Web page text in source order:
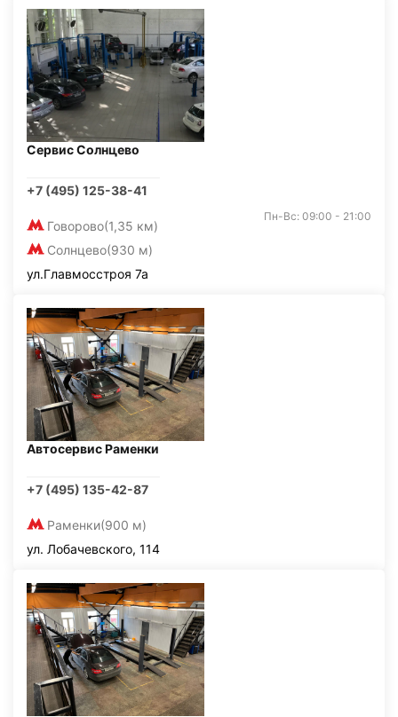
Сервис Солнцево
+7 (495) 125-38-41
Говорово(1,35 км)
Солнцево(930 м)
Пн-Вс: 09:00 - 21:00
ул.Главмосстроя 7а
Автосервис Раменки
+7 (495) 135-42-87
Раменки(900 м)
ул. Лобачевского, 114